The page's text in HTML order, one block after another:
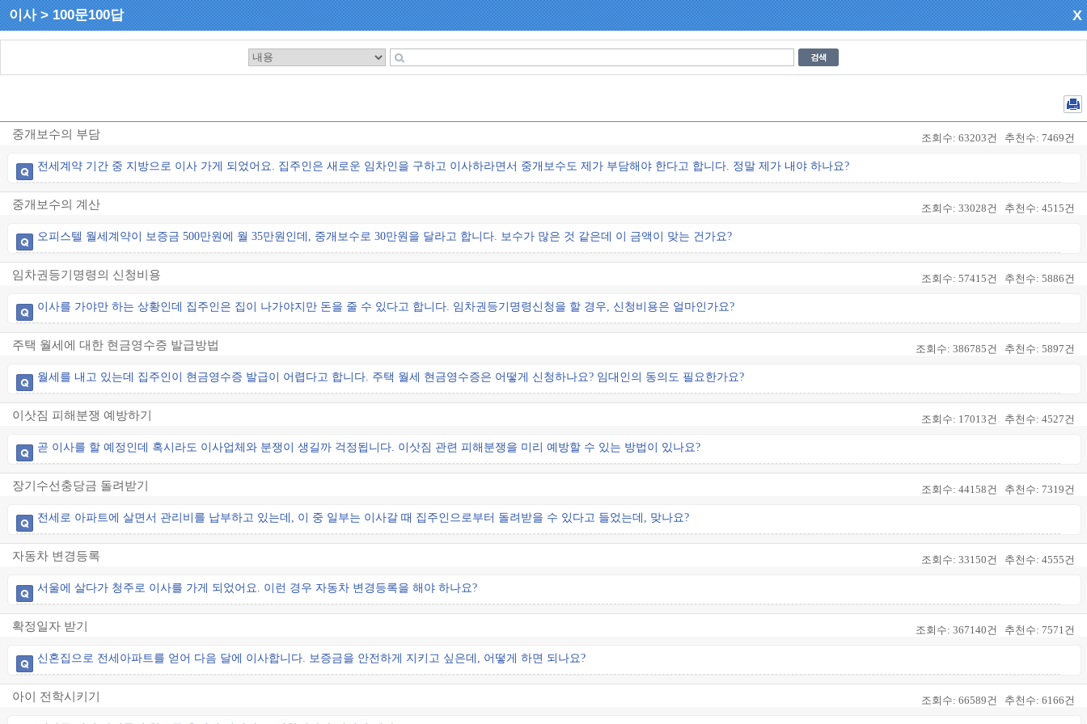
이사 > 100문100답 X
중개보수의 부담 조회수: 63203건 추천수: 7469건
전세계약 기간 중 지방으로 이사 가게 되었어요. 집주인은 새로운 임차인을 구하고 이사하라면서 중개보수도 제가 부담해야 한다고 합니다. 정말 제가 내야 하나요?
중개보수의 계산 조회수: 33028건 추천수: 4515건
오피스텔 월세계약이 보증금 500만원에 월 35만원인데, 중개보수로 30만원을 달라고 합니다. 보수가 많은 것 같은데 이 금액이 맞는 건가요?
임차권등기명령의 신청비용 조회수: 57415건 추천수: 5886건
이사를 가야만 하는 상황인데 집주인은 집이 나가야지만 돈을 줄 수 있다고 합니다. 임차권등기명령신청을 할 경우, 신청비용은 얼마인가요?
주택 월세에 대한 현금영수증 발급방법 조회수: 386785건 추천수: 5897건
월세를 내고 있는데 집주인이 현금영수증 발급이 어렵다고 합니다. 주택 월세 현금영수증은 어떻게 신청하나요? 임대인의 동의도 필요한가요?
이삿짐 피해분쟁 예방하기 조회수: 17013건 추천수: 4527건
곧 이사를 할 예정인데 혹시라도 이사업체와 분쟁이 생길까 걱정됩니다. 이삿짐 관련 피해분쟁을 미리 예방할 수 있는 방법이 있나요?
장기수선충당금 돌려받기 조회수: 44158건 추천수: 7319건
전세로 아파트에 살면서 관리비를 납부하고 있는데, 이 중 일부는 이사갈 때 집주인으로부터 돌려받을 수 있다고 들었는데, 맞나요?
자동차 변경등록 조회수: 33150건 추천수: 4555건
서울에 살다가 청주로 이사를 가게 되었어요. 이런 경우 자동차 변경등록을 해야 하나요?
확정일자 받기 조회수: 367140건 추천수: 7571건
신혼집으로 전세아파트를 얻어 다음 달에 이사합니다. 보증금을 안전하게 지키고 싶은데, 어떻게 하면 되나요?
아이 전학시키기 조회수: 66589건 추천수: 6166건